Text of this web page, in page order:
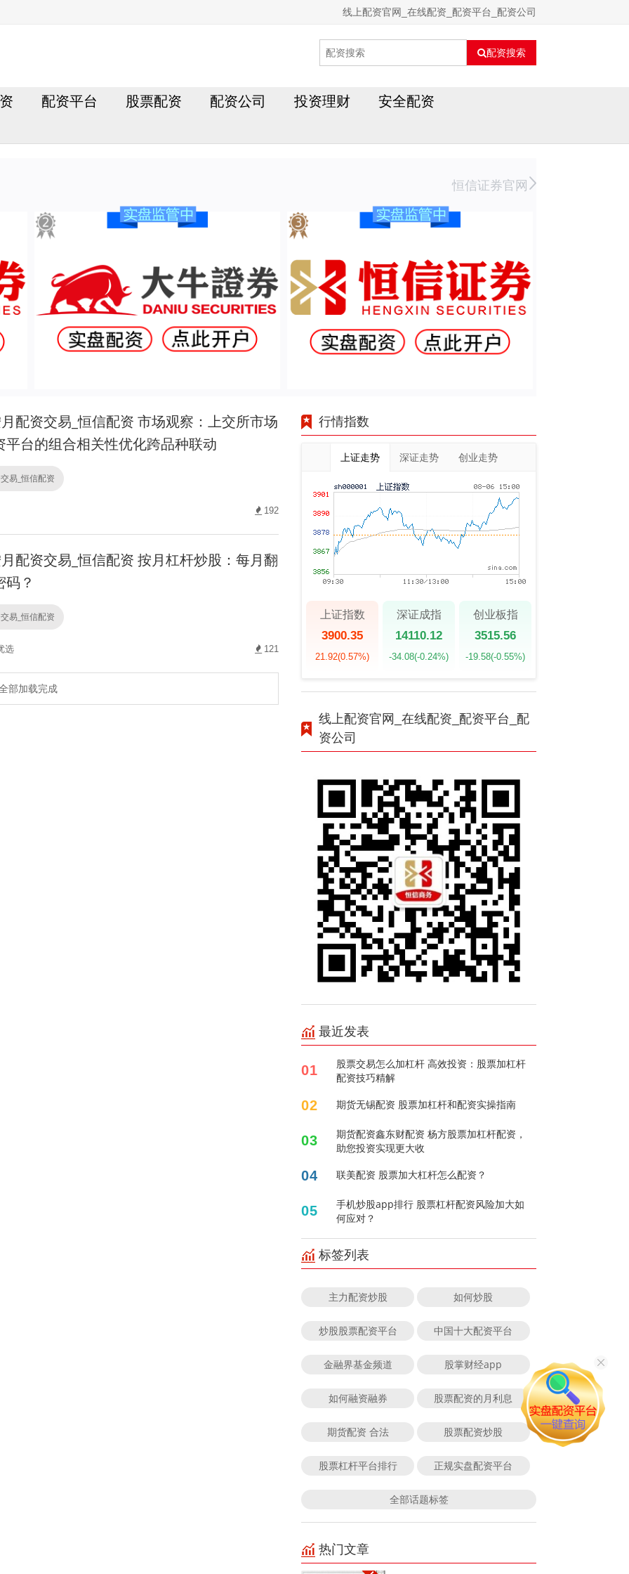
线上配资官网_在线配资_配资平台_配资公司
配资搜索
配资平台 股票配资 配资公司 投资理财 安全配资
恒信证券官网
配资交易_恒信配资 市场观察：上交所市场
平台的组合相关性优化跨品种联动
易_恒信配资
192
配资交易_恒信配资 按月杠杆炒股：每月翻
码？
易_恒信配资
选 121
部加载完成
行情指数
上证走势 深证走势 创业走势
上证指数
3900.35
21.92(0.57%)
深证成指
14110.12
-34.08(-0.24%)
创业板指
3515.56
-19.58(-0.55%)
线上配资官网_在线配资_配资平台_配
资公司
最近发表
01
股票交易怎么加杠杆 高效投资：股票加杠杆
配资技巧精解
02 期货无锡配资 股票加杠杆和配资实操指南
03
期货配资鑫东财配资 杨方股票加杠杆配资，
助您投资实现更大收
04 联美配资 股票加大杠杆怎么配资？
05
手机炒股app排行 股票杠杆配资风险加大如
何应对？
标签列表
主力配资炒股 如何炒股
炒股股票配资平台 中国十大配资平台
金融界基金频道 股掌财经app
如何融资融券 股票配资的月利息
期货配资 合法 股票配资炒股
股票杠杆平台排行 正规实盘配资平台
全部话题标签
热门文章